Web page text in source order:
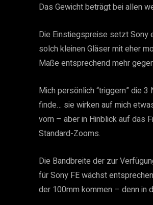
Das Gewicht beträgt bei allen
Die Einstiegspreise setzt
solch kleinen Gläser mit eher
Maße entsprechend mehr
Mich persönlich “triggern” die
finde… sie wirken auf mich
vorn – aber in Hinblick auf das
Standard-Zooms.
Die Bandbreite der zur
für Sony FE wächst
der 100mm kommen – denn in